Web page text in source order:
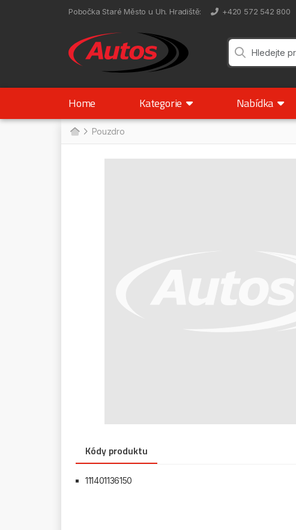
Pobočka Staré Město u Uh. Hradiště: +420 572 542 800
Home Kategorie Nabídka
Pouzdro
Kódy produktu
111401136150